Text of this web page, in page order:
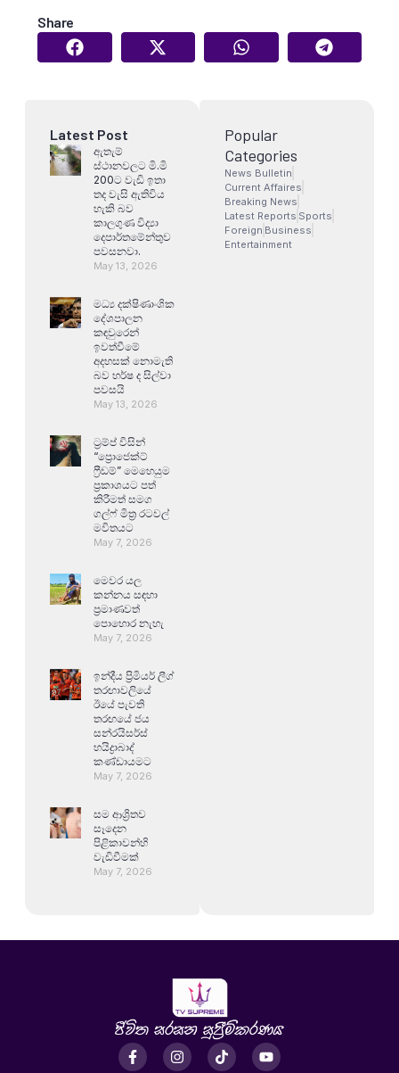
Share
Latest Post
ඇතැම්
ස්ථානවලට මි.මි
200ට වැඩි ඉතා
තද වැසි ඇතිවිය
හැකි බව
කාලගුණ විද්‍යා
දෙපාර්තමේන්තුව
පවසනවා.
May 13, 2026
මධ්‍ය දක්ෂිණාංශික
දේශපාලන
කඳවුරෙන්
ඉවත්වීමේ
අදහසක් නොමැති
බව හර්ෂ ද සිල්වා
පවසයි
May 13, 2026
ට්‍රම්ප් විසින්
“ප්‍රොජෙක්ට්
ෆ්‍රීඩම්” මෙහෙයුම
ප්‍රකාශයට පත්
කිරීමත් සමග
ගල්ෆ් මිත්‍ර රටවල්
මවිතයට
May 7, 2026
මෙවර යල
කන්නය සඳහා
ප්‍රමාණවත්
පොහොර නැහැ
May 7, 2026
ඉන්දීය ප්‍රිමියර් ලීග්
තරඟාවලියේ
ඊයේ පැවති
තරඟයේ ජය
සන්රයිසර්ස්
හයිද්‍රාබාද්
කණ්ඩායමට
May 7, 2026
සම ආශ්‍රිතව
සෑදෙන
පිළිකාවන්හි
වැඩිවීමක්
May 7, 2026
Popular
Categories
News Bulletin
Current Affaires
Breaking News
Latest Reports Sports
Foreign Business
Entertainment